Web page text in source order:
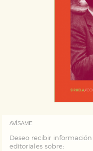
AVÍSAME
Deseo recibir
editoriales sobre: